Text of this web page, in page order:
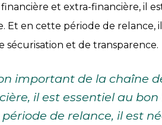
et extra-financière, il
Et en cette période de
sécurisation et de transparence.
important de la chaîne
il est essentiel au
de relance, il est